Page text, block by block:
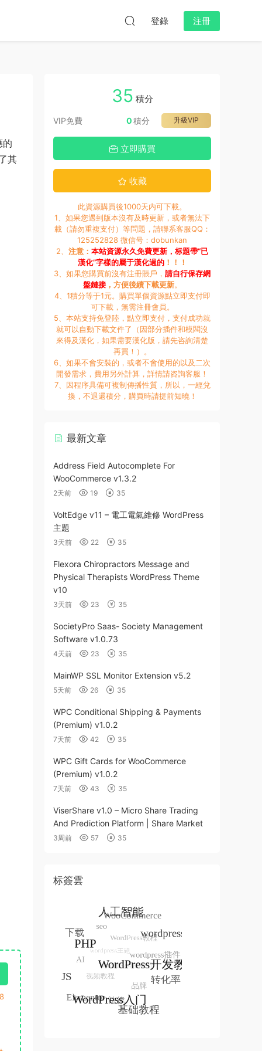
登錄 注冊
的
其
35 積分
VIP免費 升級VIP
0積分
立即購買
收藏
此資源購買後1000天内可下載。
1、如果您遇到版本沒有及時更新，或者無法下
載（請勿重複支付）等問題，請聯系客服QQ：
125252828 微信号：dobunkan
2、 注意： 本站資源永久免費更新，标題帶“已
漢化”字樣的屬于漢化過的！！！
3、如果您購買前沒有注冊賬戶， 請自行保存網
盤鏈接，方便後續下載更新。
4、1積分等于1元。購買單個資源點立即支付即
可下載，無需注冊會員。
5、本站支持免登陸，點立即支付，支付成功就
就可以自動下載文件了（因部分插件和模闆沒
來得及漢化，如果需要漢化版，請先咨詢清楚
再買！）。
6、如果不會安裝的，或者不會使用的以及二次
開發需求，費用另外計算，詳情請咨詢客服！
7、因程序具備可複制傳播性質，所以，一經兌
換，不退還積分，購買時請提前知曉！
最新文章
Address Field Autocomplete For
WooCommerce v1.3.2
2天前 19 35
VoltEdge v11 – 電工電氣維修 WordPress
主題
3天前 22 35
Flexora Chiropractors Message and
Physical Therapists WordPress Theme
v10
3天前 23 35
SocietyPro Saas- Society Management
Software v1.0.73
4天前 23 35
MainWP SSL Monitor Extension v5.2
5天前 26 35
WPC Conditional Shipping & Payments
(Premium) v1.0.2
7天前 42 35
WPC Gift Cards for WooCommerce
(Premium) v1.0.2
7天前 43 35
ViserShare v1.0 – Micro Share Trading
And Prediction Platform | Share Market
3周前 57 35
标簽雲